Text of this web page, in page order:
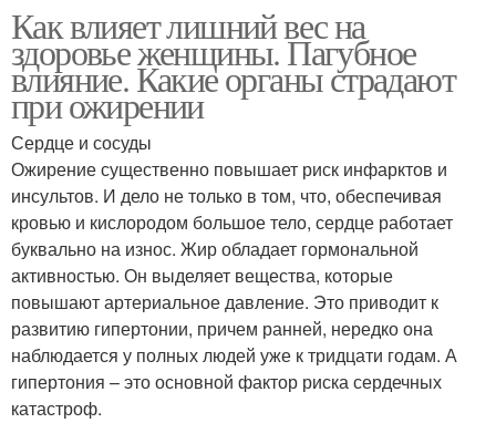
Как влияет лишний вес на
здоровье женщины. Пагубное
влияние. Какие органы страдают
при ожирении
Сердце и сосуды
Ожирение существенно повышает риск инфарктов и
инсультов. И дело не только в том, что, обеспечивая
кровью и кислородом большое тело, сердце работает
буквально на износ. Жир обладает гормональной
активностью. Он выделяет вещества, которые
повышают артериальное давление. Это приводит к
развитию гипертонии, причем ранней, нередко она
наблюдается у полных людей уже к тридцати годам. А
гипертония – это основной фактор риска сердечных
катастроф.